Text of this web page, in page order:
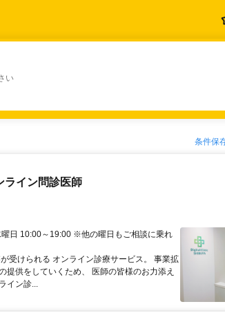
い
条件保
ライン問診医師
曜日 10:00～19:00 ※他の曜日もご相談に乗れ
受けられる オンライン診療サービス。 事業拡
提供をしていくため、 医師の皆様のお力添え
イン診...